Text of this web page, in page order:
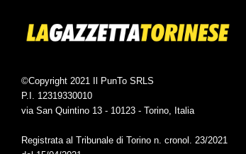
©Copyright 2021 Il PunTo SRLS
P.I. 12319330010
via San Quintino 13 - 10123 - Torino, Italia
Registrata al Tribunale di Torino n. cronol. 23/2021